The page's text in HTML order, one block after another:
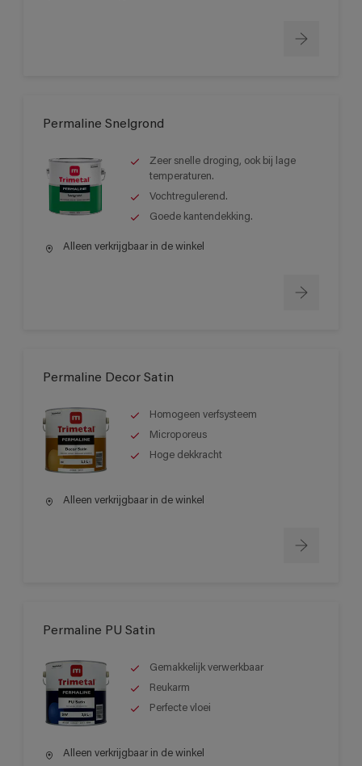
Permaline Snelgrond
Zeer snelle droging, ook bij lage
temperaturen.
Vochtregulerend.
Goede kantendekking.
Alleen verkrijgbaar in de winkel
Permaline Decor Satin
Homogeen verfsysteem
Microporeus
Hoge dekkracht
Alleen verkrijgbaar in de winkel
Permaline PU Satin
Gemakkelijk verwerkbaar
Reukarm
Perfecte vloei
Alleen verkrijgbaar in de winkel